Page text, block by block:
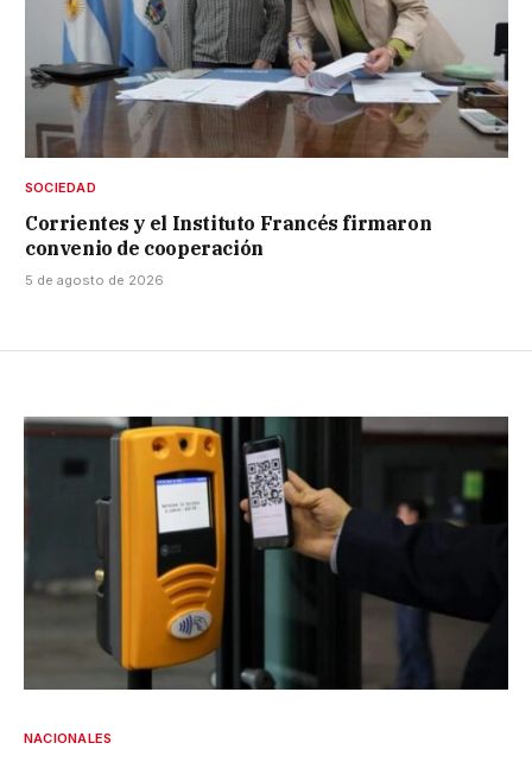
SOCIEDAD
Corrientes y el Instituto Francés firmaron
convenio de cooperación
5 de agosto de 2026
NACIONALES